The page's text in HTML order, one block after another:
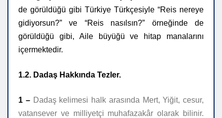
de görüldüğü gibi Türkiye Türkçesiyle “Reis nereye
gidiyorsun?” ve “Reis nasılsın?” örneğinde de
görüldüğü gibi, Aile büyüğü ve hitap manalarını
içermektedir.
1.2. Dadaş Hakkında Tezler.
1 – Dadaş kelimesi halk arasında Mert, Yiğit, cesur,
vatansever ve milliyetçi muhafazakâr olarak bilinir.